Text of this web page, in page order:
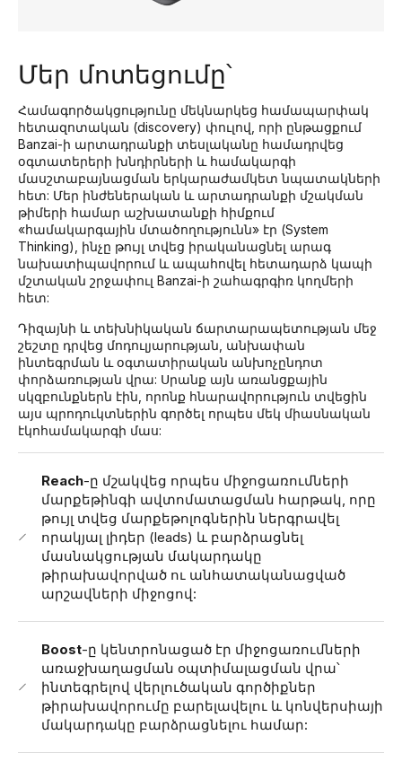
Մեր մոտեցումը՝
Համագործակցությունը մեկնարկեց համապարփակ
հետազոտական (discovery) փուլով, որի ընթացքում
Banzai-ի արտադրանքի տեսլականը համադրվեց
օգտատերերի խնդիրների և համակարգի
մասշտաբայնացման երկարաժամկետ նպատակների
հետ: Մեր ինժեներական և արտադրանքի մշակման
թիմերի համար աշխատանքի հիմքում
«համակարգային մտածողությունն» էր (System
Thinking), ինչը թույլ տվեց իրականացնել արագ
նախատիպավորում և ապահովել հետադարձ կապի
մշտական շրջափուլ Banzai-ի շահագրգիռ կողմերի
հետ:
Դիզայնի և տեխնիկական ճարտարապետության մեջ
շեշտը դրվեց մոդուլյարության, անխափան
ինտեգրման և օգտատիրական անխոչընդոտ
փորձառության վրա: Սրանք այն առանցքային
սկզբունքներն էին, որոնք հնարավորություն տվեցին
այս պրոդուկտներին գործել որպես մեկ միասնական
էկոհամակարգի մաս:
Reach-ը մշակվեց որպես միջոցառումների
մարքեթինգի ավտոմատացման հարթակ, որը
թույլ տվեց մարքեթոլոգներին ներգրավել
որակյալ լիդեր (leads) և բարձրացնել
մասնակցության մակարդակը
թիրախավորված ու անհատականացված
արշավների միջոցով:
Boost-ը կենտրոնացած էր միջոցառումների
առաջխաղացման օպտիմալացման վրա՝
ինտեգրելով վերլուծական գործիքներ
թիրախավորումը բարելավելու և կոնվերսիայի
մակարդակը բարձրացնելու համար: